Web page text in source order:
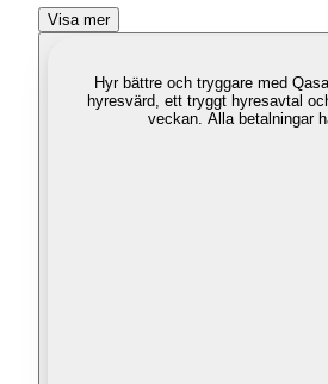
Visa mer
Hyr bättre och tryggare med Qasa
hyresvärd, ett tryggt hyresavtal
veckan. Alla betalningar